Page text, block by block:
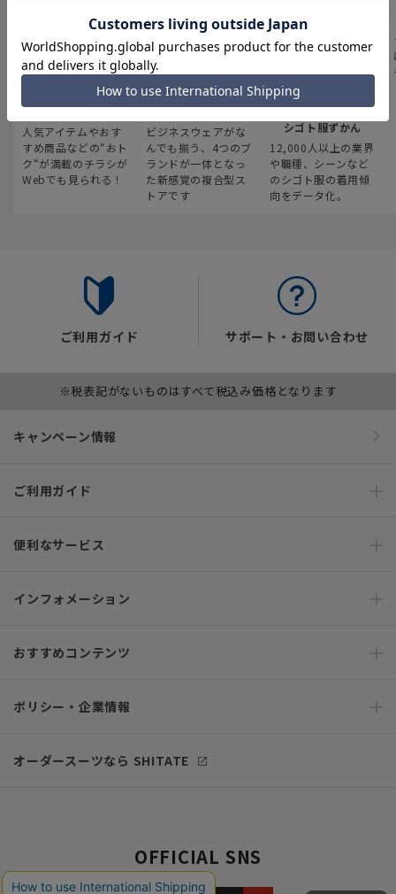
最新のお買い得情報
人気アイテムやおす
すめ商品などの“おト
ク“が満載のチラシが
Webでも見られる！
スーツスクエア
ビジネスウェアがな
んでも揃う、4つのブ
ランドが一体となっ
た新感覚の複合型ス
トアです
みんなの
シゴト服ずかん
12,000人以上の業界
や職種、シーンなど
のシゴト服の着用傾
向をデータ化。
ご利用ガイド サポート・お問い合わせ
※税表記がないものはすべて税込み価格となります
キャンペーン情報
ご利用ガイド
便利なサービス
インフォメーション
おすすめコンテンツ
ポリシー・企業情報
オーダースーツなら SHITATE
OFFICIAL SNS